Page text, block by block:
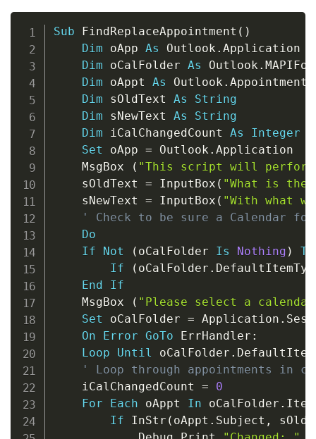
Sub FindReplaceAppointment ( )
Dim oApp As Outlook . Application
Dim oCalFolder As Outlook .
Dim oAppt As Outlook .
Dim sOldText As
String
Dim sNewText As
String
Dim iCalChangedCount As
Integer
Set oApp = Outlook . Application
    MsgBox
( "This script will
    sOldText
= InputBox ( "What is
    sNewText
= InputBox ( "With what
' Check to be sure a Calendar
Do
If
Not ( oCalFolder Is Nothing )
If
( oCalFolder .
End
If
    MsgBox
( "Please select a
Set oCalFolder = Application .
On
Error GoTo ErrHandler :
Loop
Until oCalFolder .
' Loop through appointments in
    iCalChangedCount
=
0
For
Each oAppt In oCalFolder .
If InStr ( oAppt . Subject ,